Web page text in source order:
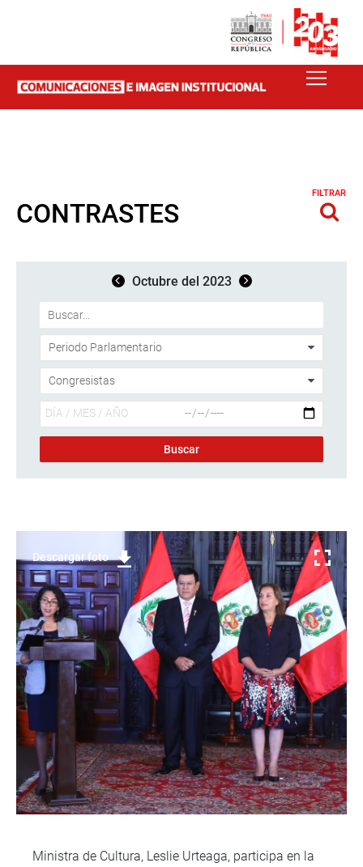
CONTRASTES
FILTRAR
Octubre del 2023
Descargar foto
Ministra de Cultura, Leslie Urteaga, participa en la